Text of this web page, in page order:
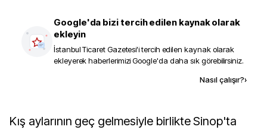
Google'da bizi tercih edilen kaynak olarak
ekleyin
İstanbul Ticaret Gazetesi'i tercih edilen kaynak olarak
ekleyerek haberlerimizi Google'da daha sık görebilirsiniz.
Nasıl çalışır?›
Kış aylarının geç gelmesiyle birlikte Sinop'ta